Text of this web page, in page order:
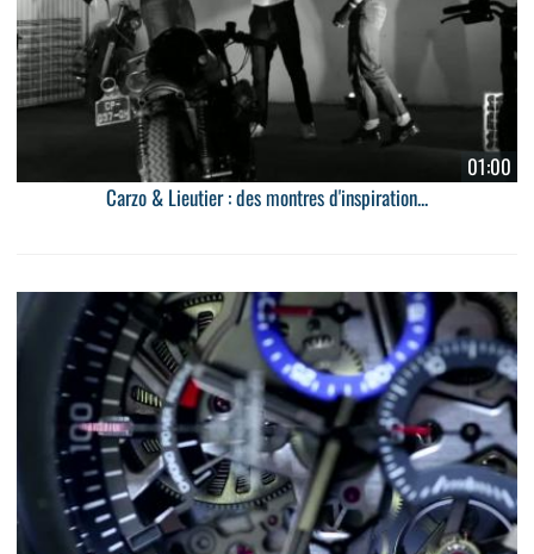
01:00
Carzo & Lieutier : des montres d'inspiration...